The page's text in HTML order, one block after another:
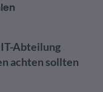
Abteilung
achten sollten